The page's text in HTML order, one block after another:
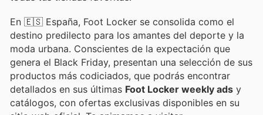
En 🇪🇸 España, Foot Locker se consolida como el
destino predilecto para los amantes del deporte y la
moda urbana. Conscientes de la expectación que
genera el Black Friday, presentan una selección de sus
productos más codiciados, que podrás encontrar
detallados en sus últimas Foot Locker weekly ads y
catálogos, con ofertas exclusivas disponibles en su